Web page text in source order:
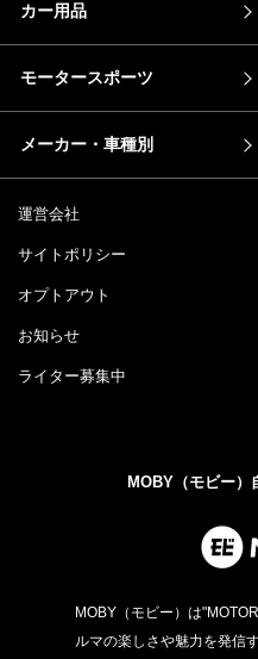
カー用品
モータースポーツ
メーカー・車種別
運営会社
サイトポリシー
オプトアウト
お知らせ
ライター募集中
MOBY（モビー）
MOBY（モビー）は
ルマの楽しさや魅力を発信